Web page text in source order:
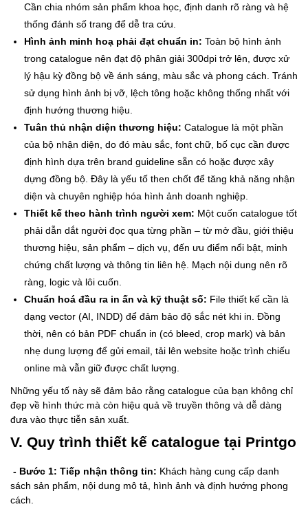
Cần chia nhóm sản phẩm khoa học, định danh rõ ràng và hệ
thống đánh số trang để dễ tra cứu.
Hình ảnh minh hoạ phải đạt chuẩn in: Toàn bộ hình ảnh
trong catalogue nên đạt độ phân giải 300dpi trở lên, được xử
lý hậu kỳ đồng bộ về ánh sáng, màu sắc và phong cách. Tránh
sử dụng hình ảnh bị vỡ, lệch tông hoặc không thống nhất với
định hướng thương hiệu.
Tuân thủ nhận diện thương hiệu: Catalogue là một phần
của bộ nhận diện, do đó màu sắc, font chữ, bố cục cần được
định hình dựa trên brand guideline sẵn có hoặc được xây
dựng đồng bộ. Đây là yếu tố then chốt để tăng khả năng nhận
diện và chuyên nghiệp hóa hình ảnh doanh nghiệp.
Thiết kế theo hành trình người xem: Một cuốn catalogue tốt
phải dẫn dắt người đọc qua từng phần – từ mở đầu, giới thiệu
thương hiệu, sản phẩm – dịch vụ, đến ưu điểm nổi bật, minh
chứng chất lượng và thông tin liên hệ. Mạch nội dung nên rõ
ràng, logic và lôi cuốn.
Chuẩn hoá đầu ra in ấn và kỹ thuật số: File thiết kế cần là
dạng vector (AI, INDD) để đảm bảo độ sắc nét khi in. Đồng
thời, nên có bản PDF chuẩn in (có bleed, crop mark) và bản
nhẹ dung lượng để gửi email, tải lên website hoặc trình chiếu
online mà vẫn giữ được chất lượng.
Những yếu tố này sẽ đảm bảo rằng catalogue của bạn không chỉ
đẹp về hình thức mà còn hiệu quả về truyền thông và dễ dàng
đưa vào thực tiễn sản xuất.
V. Quy trình thiết kế catalogue tại Printgo
- Bước 1: Tiếp nhận thông tin: Khách hàng cung cấp danh
sách sản phẩm, nội dung mô tả, hình ảnh và định hướng phong
cách.